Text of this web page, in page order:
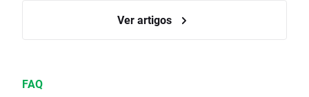
Ver artigos
FAQ